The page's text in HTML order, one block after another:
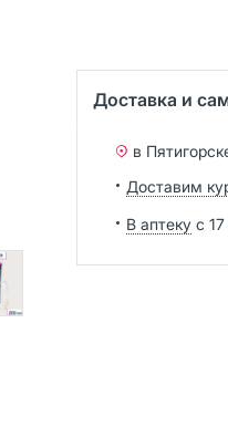
Доставка и
в
Доставим
В аптеку с